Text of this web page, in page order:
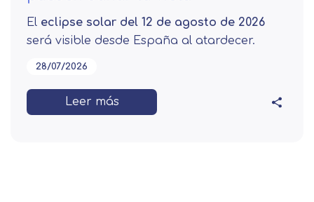
El eclipse solar del 12 de agosto de 2026
será visible desde España al atardecer.
28/07/2026
Leer más